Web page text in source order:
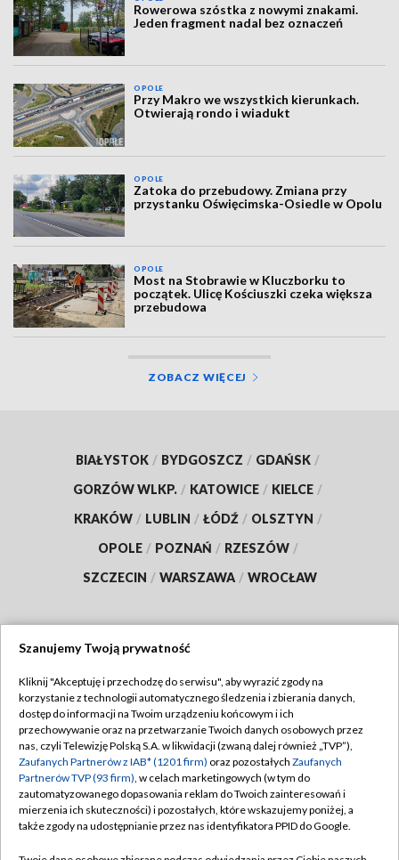
Rowerowa szóstka z nowymi znakami.
Jeden fragment nadal bez oznaczeń
OPOLE
Przy Makro we wszystkich kierunkach.
Otwierają rondo i wiadukt
OPOLE
Zatoka do przebudowy. Zmiana przy
przystanku Oświęcimska-Osiedle w Opolu
OPOLE
Most na Stobrawie w Kluczborku to
początek. Ulicę Kościuszki czeka większa
przebudowa
ZOBACZ WIĘCEJ
BIAŁYSTOK / BYDGOSZCZ / GDAŃSK /
GORZÓW WLKP. / KATOWICE / KIELCE /
KRAKÓW / LUBLIN / ŁÓDŹ / OLSZTYN /
OPOLE / POZNAŃ / RZESZÓW /
SZCZECIN / WARSZAWA / WROCŁAW
TVP
Abonament TVP
Emisja w TVP
Centrum informacji TVP
Naziemna Telewizja Cyfrowa
Regulamin TVP
Polityka prywatności
Moje zgody
Pomoc
Szanujemy Twoją prywatność
Kliknij "Akceptuję i przechodzę do serwisu", aby wyrazić zgody na
korzystanie z technologii automatycznego śledzenia i zbierania danych,
dostęp do informacji na Twoim urządzeniu końcowym i ich
przechowywanie oraz na przetwarzanie Twoich danych osobowych przez
nas, czyli Telewizję Polską S.A. w likwidacji (zwaną dalej również „TVP”),
Zaufanych Partnerów z IAB* (1201 firm) oraz pozostałych Zaufanych
Partnerów TVP (93 firm), w celach marketingowych (w tym do
zautomatyzowanego dopasowania reklam do Twoich zainteresowań i
mierzenia ich skuteczności) i pozostałych, które wskazujemy poniżej, a
także zgody na udostępnianie przez nas identyfikatora PPID do Google.